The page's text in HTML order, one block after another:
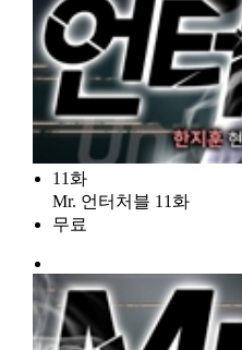
11화
Mr. 언터처블 11화
무료